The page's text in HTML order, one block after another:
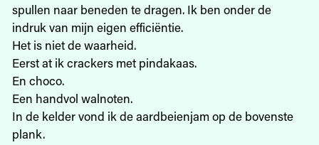
spullen naar beneden te dragen. Ik ben onder de
indruk van mijn eigen efficiëntie.
Het is niet de waarheid.
Eerst at ik crackers met pindakaas.
En choco.
Een handvol walnoten.
In de kelder vond ik de aardbeienjam op de bovenste
plank.